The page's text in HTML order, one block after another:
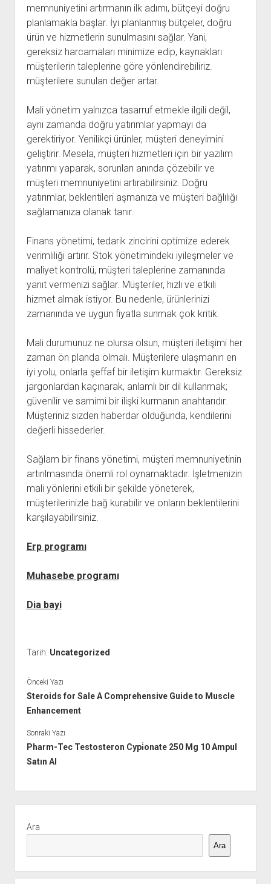
memnuniyetini artırmanın ilk adımı, bütçeyi doğru
planlamakla başlar. İyi planlanmış bütçeler, doğru
ürün ve hizmetlerin sunulmasını sağlar. Yani,
gereksiz harcamaları minimize edip, kaynakları
müşterilerin taleplerine göre yönlendirebiliriz.
müşterilere sunulan değer artar.
Mali yönetim yalnızca tasarruf etmekle ilgili değil,
aynı zamanda doğru yatırımlar yapmayı da
gerektiriyor. Yenilikçi ürünler, müşteri deneyimini
geliştirir. Mesela, müşteri hizmetleri için bir yazılım
yatırımı yaparak, sorunları anında çözebilir ve
müşteri memnuniyetini artırabilirsiniz. Doğru
yatırımlar, beklentileri aşmanıza ve müşteri bağlılığı
sağlamanıza olanak tanır.
Finans yönetimi, tedarik zincirini optimize ederek
verimliliği artırır. Stok yönetimindeki iyileşmeler ve
maliyet kontrolü, müşteri taleplerine zamanında
yanıt vermenizi sağlar. Müşteriler, hızlı ve etkili
hizmet almak istiyor. Bu nedenle, ürünlerinizi
zamanında ve uygun fiyatla sunmak çok kritik.
Mali durumunuz ne olursa olsun, müşteri iletişimi her
zaman ön planda olmalı. Müşterilere ulaşmanın en
iyi yolu, onlarla şeffaf bir iletişim kurmaktır. Gereksiz
jargonlardan kaçınarak, anlamlı bir dil kullanmak;
güvenilir ve samimi bir ilişki kurmanın anahtarıdır.
Müşteriniz sizden haberdar olduğunda, kendilerini
değerli hissederler.
Sağlam bir finans yönetimi, müşteri memnuniyetinin
artırılmasında önemli rol oynamaktadır. İşletmenizin
mali yönlerini etkili bir şekilde yöneterek,
müşterilerinizle bağ kurabilir ve onların beklentilerini
karşılayabilirsiniz.
Erp programı
Muhasebe programı
Dia bayi
Tarih: Uncategorized
Önceki Yazı
Steroids for Sale A Comprehensive Guide to Muscle
Enhancement
Sonraki Yazı
Pharm-Tec Testosteron Cypi̇onate 250 Mg 10 Ampul
Satın Al
Menü
Ara
Ara